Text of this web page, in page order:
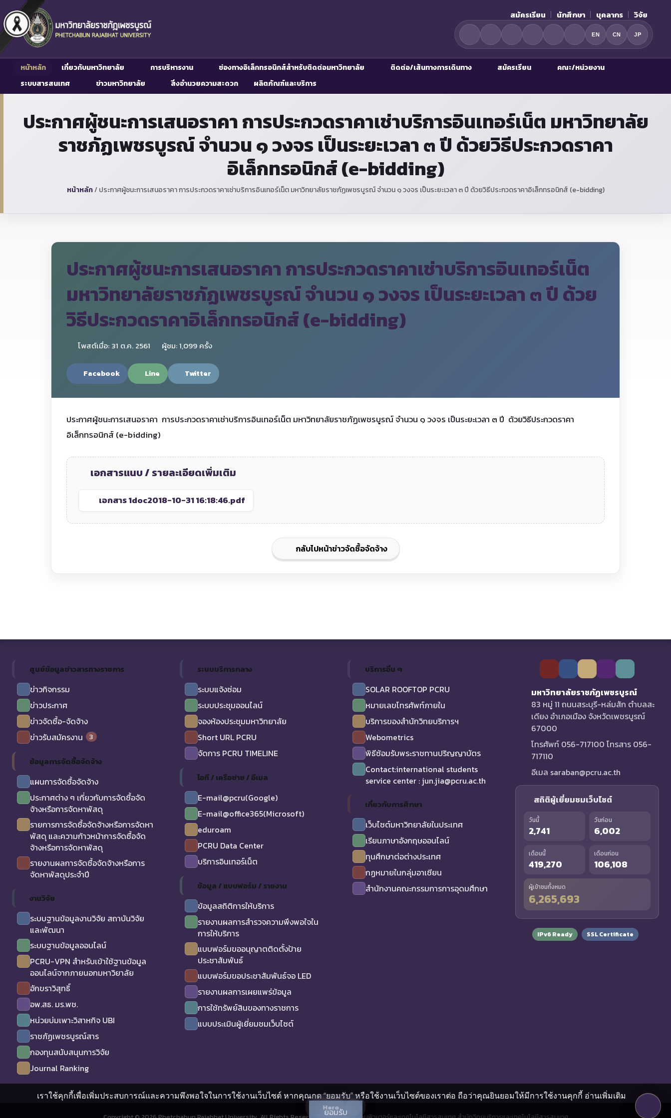
สมัครเรียน นักศึกษา บุคลากร วิจัย
EN CN JP
หน้าหลัก เกี่ยวกับมหาวิทยาลัย การบริหารงาน ช่องทางอิเล็กทรอนิกส์สำหรับติดต่อมหาวิทยาลัย ติดต่อ/เส้นทางการเดินทาง สมัครเรียน
คณะ/หน่วยงาน
ระบบสารสนเทศ
ข่าวมหาวิทยาลัย สิ่งอำนวยความสะดวก ผลิตภัณฑ์และบริการ
ประกาศผู้ชนะการเสนอราคา การประกวดราคาเช่าบริการอินเทอร์เน็ต มหาวิทยาลัย
ราชภัฏเพชรบูรณ์ จำนวน ๑ วงจร เป็นระยะเวลา ๓ ปี ด้วยวิธีประกวดราคา
อิเล็กทรอนิกส์ (e-bidding)
หน้าหลัก/ ประกาศผู้ชนะการเสนอราคา การประกวดราคาเช่าบริการอินเทอร์เน็ต มหาวิทยาลัยราชภัฏเพชรบูรณ์ จำนวน ๑ วงจร เป็นระยะเวลา ๓ ปี ด้วยวิธีประกวดราคาอิเล็กทรอนิกส์ (e-bidding)
ประกาศผู้ชนะการเสนอราคา การประกวดราคาเช่าบริการอินเทอร์เน็ต
มหาวิทยาลัยราชภัฏเพชรบูรณ์ จำนวน ๑ วงจร เป็นระยะเวลา ๓ ปี ด้วย
วิธีประกวดราคาอิเล็กทรอนิกส์ (e-bidding)
โพสต์เมื่อ: 31 ต.ค. 2561 ผู้ชม: 1,099 ครั้ง
Facebook Line Twitter
ประกาศผู้ชนะการเสนอราคา การประกวดราคาเช่าบริการอินเทอร์เน็ต มหาวิทยาลัยราชภัฏเพชรบูรณ์ จำนวน ๑ วงจร เป็นระยะเวลา ๓ ปี ด้วยวิธีประกวดราคา
อิเล็กทรอนิกส์ (e-bidding)
เอกสารแนบ / รายละเอียดเพิ่มเติม
เอกสาร 1doc2018-10-31 16:18:46.pdf
กลับไปหน้าข่าวจัดซื้อจัดจ้าง
ศูนย์ข้อมูลข่าวสารทางราชการ
ข่าวกิจกรรม
ข่าวประกาศ
ข่าวจัดซื้อ-จัดจ้าง
ข่าวรับสมัครงาน
3
ข้อมูลการจัดซื้อจัดจ้าง
แผนการจัดซื้อจัดจ้าง
ประกาศต่าง ๆ เกี่ยวกับการจัดซื้อจัด
จ้างหรือการจัดหาพัสดุ
รายการการจัดซื้อจัดจ้างหรือการจัดหา
พัสดุ และความก้าวหน้าการจัดซื้อจัด
จ้างหรือการจัดหาพัสดุ
รายงานผลการจัดซื้อจัดจ้างหรือการ
จัดหาพัสดุประจำปี
งานวิจัย
ระบบฐานข้อมูลงานวิจัย สถาบันวิจัย
และพัฒนา
ระบบฐานข้อมูลออนไลน์
PCRU-VPN สำหรับเข้าใช้ฐานข้อมูล
ออนไลน์จากภายนอกมหาวิยาลัย
อักขราวิสุทธิ์
อพ.สธ. มร.พช.
หน่วยบ่มเพาะวิสาหกิจ UBI
ราชภัฏเพชรบูรณ์สาร
กองทุนสนับสนุนการวิจัย
Journal Ranking
ระบบบริการกลาง
ระบบแจ้งซ่อม
ระบบประชุมออนไลน์
จองห้องประชุมมหาวิทยาลัย
Short URL PCRU
จัดการ PCRU TIMELINE
ไอที / เครือข่าย / อีเมล
E-mail@pcru(Google)
E-mail@office365(Microsoft)
eduroam
PCRU Data Center
บริการอินเทอร์เน็ต
ข้อมูล / แบบฟอร์ม / รายงาน
ข้อมูลสถิติการให้บริการ
รายงานผลการสำรวจความพึงพอใจใน
การให้บริการ
แบบฟอร์มขออนุญาตติดตั้งป้าย
ประชาสัมพันธ์
แบบฟอร์มขอประชาสัมพันธ์จอ LED
รายงานผลการเผยแพร่ข้อมูล
การใช้ทรัพย์สินของทางราชการ
แบบประเมินผู้เยี่ยมชมเว็บไซต์
บริการอื่น ๆ
SOLAR ROOFTOP PCRU
หมายเลขโทรศัพท์ภายใน
บริการของสำนักวิทยบริการฯ
Webometrics
พิธีซ้อมรับพระราชทานปริญญาบัตร
Contact:international students
service center : jun.jia@pcru.ac.th
เกี่ยวกับการศึกษา
เว็บไซต์มหาวิทยาลัยในประเทศ
เรียนภาษาอังกฤษออนไลน์
ทุนศึกษาต่อต่างประเทศ
กฏหมายในกลุ่มอาเซียน
สำนักงานคณะกรรมการการอุดมศึกษา
มหาวิทยาลัยราชภัฏเพชรบูรณ์
83 หมู่ 11 ถนนสระบุรี-หล่มสัก ตำบลสะ
เดียง อำเภอเมือง จังหวัดเพชรบูรณ์
67000
โทรศัพท์ 056-717100 โทรสาร 056-
717110
อีเมล saraban@pcru.ac.th
สถิติผู้เยี่ยมชมเว็บไซต์
วันนี้
2,741
วันก่อน
6,002
เดือนนี้
419,270
เดือนก่อน
106,108
ผู้เข้าชมทั้งหมด
6,265,693
IPv6 Ready SSL Certificate
Hero
เราใช้คุกกี้เพื่อเพิ่มประสบการณ์และความพึงพอใจในการใช้งานเว็บไซต์ หากคุณกด “ยอมรับ” หรือใช้งานเว็บไซต์ของเราต่อ ถือว่าคุณยินยอมให้มีการใช้งานคุกกี้ อ่านเพิ่มเติม
ยอมรับ